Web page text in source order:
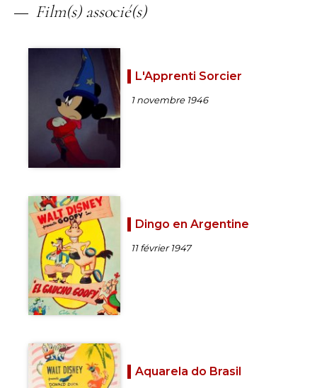
Film(s) associé(s)
L'Apprenti Sorcier
1 novembre 1946
Dingo en Argentine
11 février 1947
Aquarela do Brasil